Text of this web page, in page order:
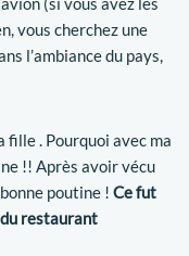
vous cherchez une
l’ambiance du pays,
fille . Pourquoi avec ma
!! Après avoir vécu
poutine ! Ce fut
restaurant